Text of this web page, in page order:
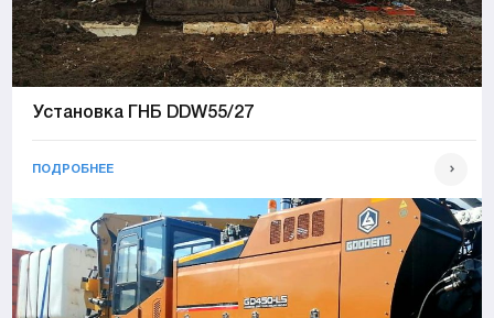
Установка ГНБ DDW55/27
ПОДРОБНЕЕ